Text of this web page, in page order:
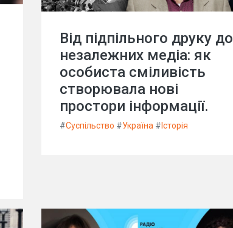
Від підпільного друку до
незалежних медіа: як
особиста сміливість
створювала нові
простори інформації.
#Суспільство #Україна # Історія